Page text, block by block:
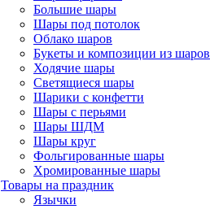
Большие шары
Шары под потолок
Облако шаров
Букеты и композиции из шаров
Ходячие шары
Светящиеся шары
Шарики с конфетти
Шары с перьями
Шары ШДМ
Шары круг
Фольгированные шары
Хромированные шары
Товары на праздник
Язычки